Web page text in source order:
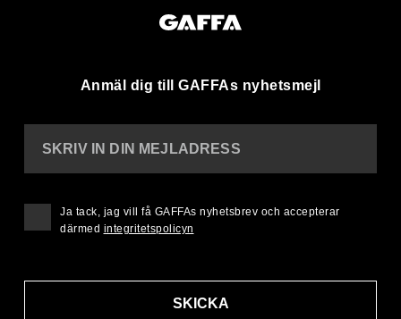
Anmäl dig till GAFFAs nyhetsmejl
SKRIV IN DIN MEJLADRESS
SKICKA
Ja tack, jag vill få GAFFAs nyhetsbrev och accepterar
därmed integritetspolicyn